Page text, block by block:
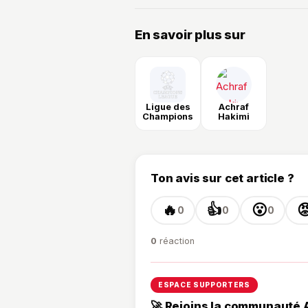
En savoir plus sur
Ligue des
Champions
Achraf
Hakimi
Ton avis sur cet article ?
🔥 0 👍0 😮0
0 réaction
ESPACE SUPPORTERS